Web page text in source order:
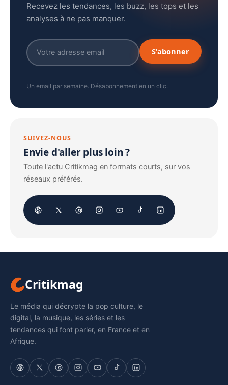
Recevez les tendances, les buzz, les tops et les
analyses à ne pas manquer.
S'abonner
Un email par semaine. Désabonnement en un clic.
SUIVEZ-NOUS
Envie d'aller plus loin ?
Toute l'actu Critikmag en formats courts, sur vos
réseaux préférés.
Critikmag
Le média qui décrypte la pop culture, le
digital, la musique, les séries et les
tendances qui font parler, en France et en
Afrique.